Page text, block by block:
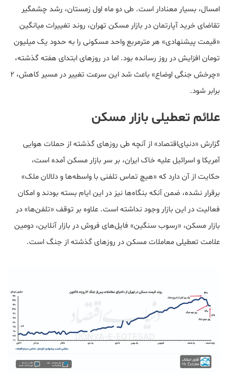
امسال، بسیار معنادار است. طی دو ماه اول زمستان، رشد چشمگیر
تقاضای خرید آپارتمان در بازار مسکن تهران، روند تغییرات میانگین
«قیمت پیشنهادی» هر مترمربع واحد مسکونی را به حدود یک میلیون
تومان افزایش در روز رسانده بود. اما در روزهای ابتدای هفته گذشته،
«چرخش جنگی اوضاع» باعث شد این سرعت تغییر در مسیر کاهش، 2
برابر شود.
علائم تعطیلی بازار مسکن
گزارش «دنیای‌اقتصاد» از آنچه طی روزهای گذشته از حملات هوایی
آمریکا و اسرائیل علیه خاک ایران، بر سر بازار مسکن آمده است،
حکایت از آن دارد که «هیچ تماس تلفنی با واسطه‌ها و دلالان ملک»
برقرار نشده، ضمن آنکه بنگاه‌ها نیز در این ایام بسته بودند و امکان
فعالیت در این بازار وجود نداشته است. علاوه بر توقف «تلفن‌ها» در
بازار مسکن، «رسوب سنگین» فایل‌های فروش در بازار آنلاین، دومین
علامت تعطیلی معاملات مسکن در روزهای گذشته از جنگ است.